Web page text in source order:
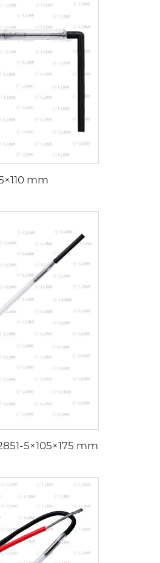
mm
5×105×175 mm